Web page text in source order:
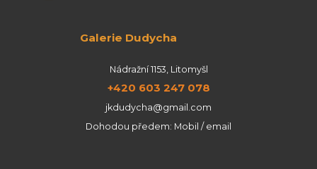
Galerie Dudycha
Nádražní 1153, Litomyšl
+420 603 247 078
jkdudycha@gmail.com
Dohodou předem: Mobil / email